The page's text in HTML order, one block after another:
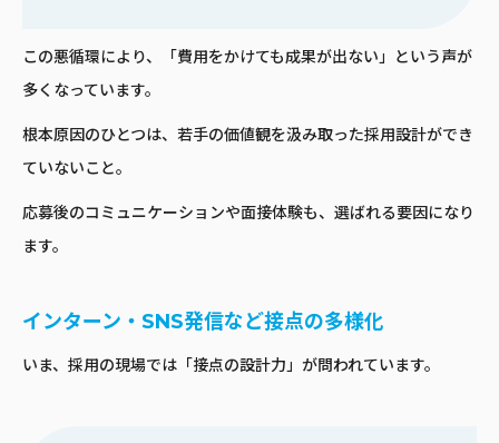
この悪循環により、「費用をかけても成果が出ない」という声が
多くなっています。
根本原因のひとつは、若手の価値観を汲み取った採用設計ができ
ていないこと。
応募後のコミュニケーションや面接体験も、選ばれる要因になり
ます。
インターン・SNS発信など接点の多様化
いま、採用の現場では「接点の設計力」が問われています。